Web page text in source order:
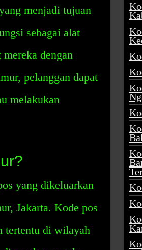
menjadi tujuan
sebagai alat
dengan
pelanggan dapat
melakukan
yang dikeluarkan
Jakarta. Kode pos
tertentu di wilayah